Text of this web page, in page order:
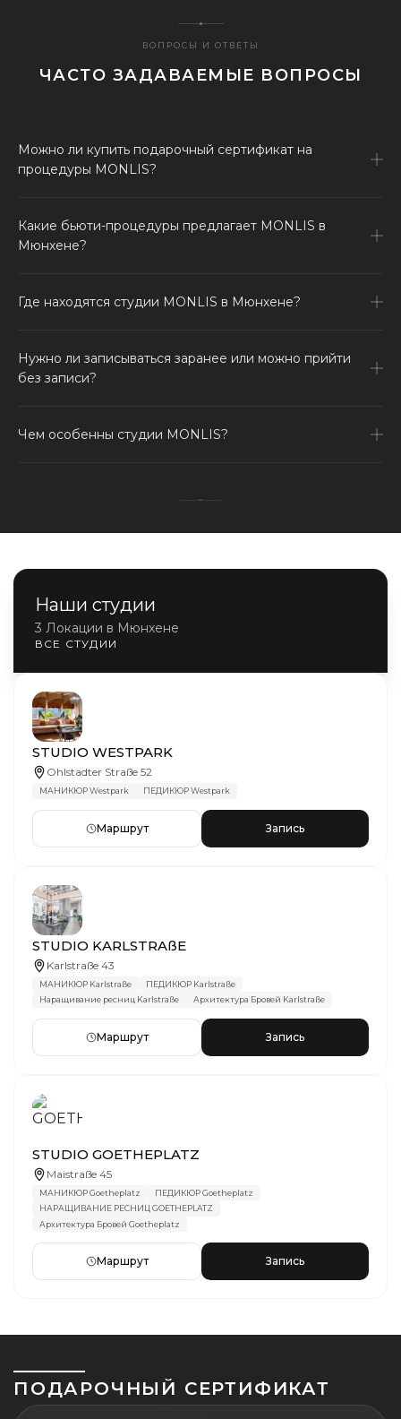
ВОПРОСЫ И ОТВЕТЫ
ЧАСТО ЗАДАВАЕМЫЕ ВОПРОСЫ
Можно ли купить подарочный сертификат на
процедуры MONLIS?
Какие бьюти-процедуры предлагает MONLIS в
Мюнхене?
Где находятся студии MONLIS в Мюнхене?
Нужно ли записываться заранее или можно прийти
без записи?
Чем особенны студии MONLIS?
Наши студии
3 Локации в Мюнхене
ВСЕ СТУДИИ
STUDIO WESTPARK
Ohlstadter Straße 52
МАНИКЮР Westpark ПЕДИКЮР Westpark
Маршрут Запись
STUDIO KARLSTRAßE
Karlstraße 43
МАНИКЮР Karlstraße
ПЕДИКЮР Karlstraße
Наращивание ресниц Karlstraße
Архитектура Бровей Karlstraße
Маршрут Запись
STUDIO GOETHEPLATZ
Maistraße 45
МАНИКЮР Goetheplatz
ПЕДИКЮР Goetheplatz
НАРАЩИВАНИЕ РЕСНИЦ GOETHEPLATZ
Архитектура Бровей Goetheplatz
Маршрут Запись
ПОДАРОЧНЫЙ СЕРТИФИКАТ